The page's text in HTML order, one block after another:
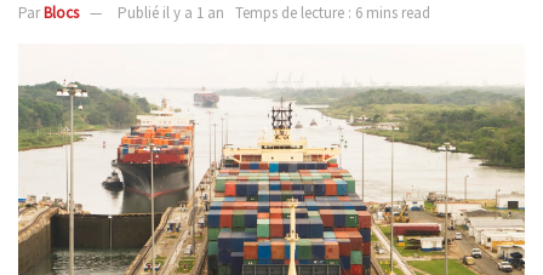
ParBlocs Publié il y a 1 an Temps de lecture : 6 mins read